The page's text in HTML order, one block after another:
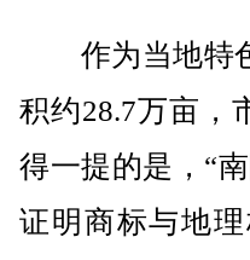
作为当地特色
积约28.7万亩，
得一提的是，“
证明商标与地